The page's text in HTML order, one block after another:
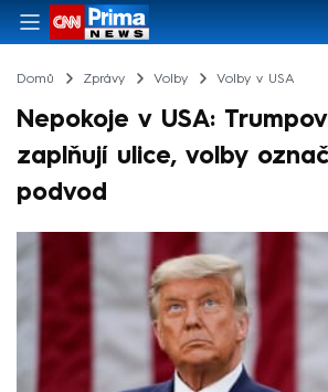
Domů Zprávy Volby Volby v USA
Nepokoje v USA:
zaplňují ulice, volby
podvod